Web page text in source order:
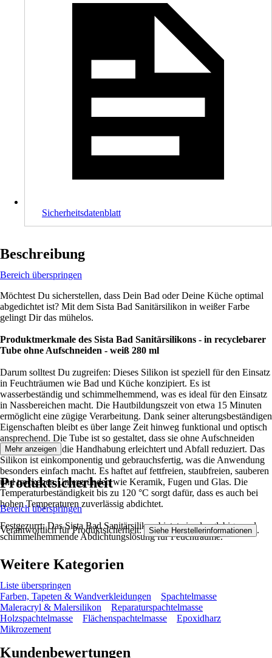
Sicherheitsdatenblatt
Beschreibung
Bereich überspringen
Möchtest Du sicherstellen, dass Dein Bad oder Deine Küche optimal
abgedichtet ist? Mit dem Sista Bad Sanitärsilikon in weißer Farbe
gelingt Dir das mühelos.
Produktmerkmale des Sista Bad Sanitärsilikons - in recyclebarer
Tube ohne Aufschneiden - weiß 280 ml
Darum solltest Du zugreifen: Dieses Silikon ist speziell für den Einsatz
in Feuchträumen wie Bad und Küche konzipiert. Es ist
wasserbeständig und schimmelhemmend, was es ideal für den Einsatz
in Nassbereichen macht. Die Hautbildungszeit von etwa 15 Minuten
ermöglicht eine zügige Verarbeitung. Dank seiner alterungsbeständigen
Eigenschaften bleibt es über lange Zeit hinweg funktional und optisch
ansprechend. Die Tube ist so gestaltet, dass sie ohne Aufschneiden
auskommt, was die Handhabung erleichtert und Abfall reduziert. Das
Silikon ist einkomponentig und gebrauchsfertig, was die Anwendung
besonders einfach macht. Es haftet auf fettfreien, staubfreien, sauberen
und trockenen Untergründen wie Keramik, Fugen und Glas. Die
Temperaturbeständigkeit bis zu 120 °C sorgt dafür, dass es auch bei
hohen Temperaturen zuverlässig abdichtet.
Festgezurrt: Das Sista Bad Sanitärsilikon bietet eine langlebige und
schimmelhemmende Abdichtungslösung für Feuchträume.
Mehr anzeigen
Produktsicherheit
Bereich überspringen
Verantwortlich für Produktsicherheit: Siehe Herstellerinformationen .
Weitere Kategorien
Liste überspringen
Farben, Tapeten & Wandverkleidungen
Spachtelmasse
Maleracryl & Malersilikon
Reparaturspachtelmasse
Holzspachtelmasse
Flächenspachtelmasse
Epoxidharz
Mikrozement
Kundenbewertungen